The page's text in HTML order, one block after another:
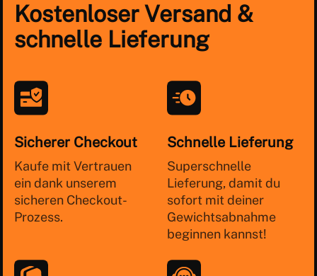
Kostenloser Versand &
schnelle Lieferung
Sicherer Checkout
Kaufe mit Vertrauen
ein dank unserem
sicheren Checkout-
Prozess.
Schnelle Lieferung
Superschnelle
Lieferung, damit du
sofort mit deiner
Gewichtsabnahme
beginnen kannst!